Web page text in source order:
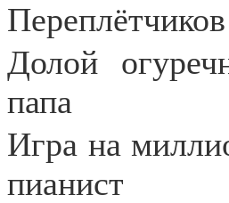
Переплётчиков
Долой
папа
Игра на
пианист